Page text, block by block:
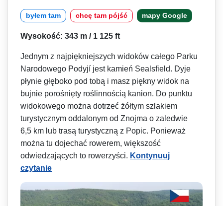
byłem tam chcę tam pójść mapy Google
Wysokość: 343 m / 1 125 ft
Jednym z najpiękniejszych widoków całego Parku
Narodowego Podyjí jest kamień Sealsfield. Dyje
płynie głęboko pod tobą i masz piękny widok na
bujnie porośnięty roślinnością kanion. Do punktu
widokowego można dotrzeć żółtym szlakiem
turystycznym oddalonym od Znojma o zaledwie
6,5 km lub trasą turystyczną z Popic. Ponieważ
można tu dojechać rowerem, większość
odwiedzających to rowerzyści. Kontynuuj
czytanie